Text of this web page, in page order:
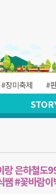
#장미축제 #
랑 은하철도
쌤 #꽃바람이